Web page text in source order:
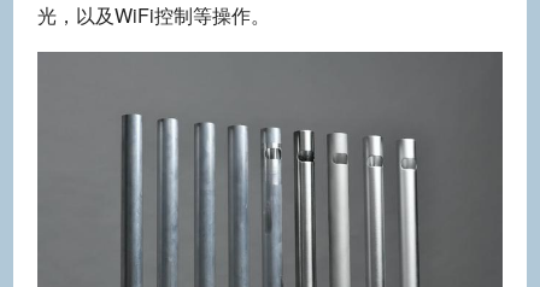
光，以及WiFi控制等操作。